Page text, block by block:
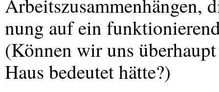
Arbeitszusammenhängen,
nung auf ein
(Können wir uns
Haus bedeutet hätte?)